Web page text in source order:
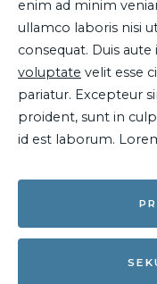
enim ad minim
ullamco laboris nisi
consequat. Duis
voluptate velit esse
pariatur. Excepteur
proident, sunt in
id est laborum.